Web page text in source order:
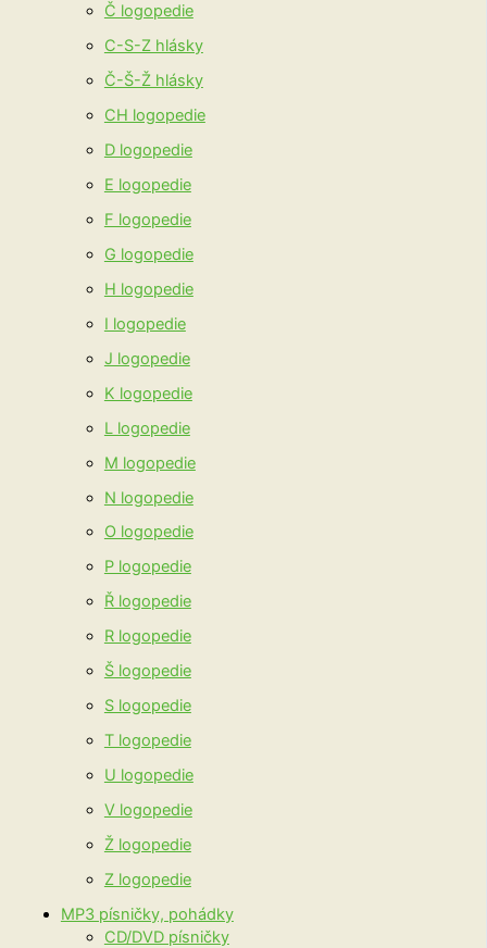
Č logopedie
C-S-Z hlásky
Č-Š-Ž hlásky
CH logopedie
D logopedie
E logopedie
F logopedie
G logopedie
H logopedie
I logopedie
J logopedie
K logopedie
L logopedie
M logopedie
N logopedie
O logopedie
P logopedie
Ř logopedie
R logopedie
Š logopedie
S logopedie
T logopedie
U logopedie
V logopedie
Ž logopedie
Z logopedie
MP3 písničky, pohádky
CD/DVD písničky